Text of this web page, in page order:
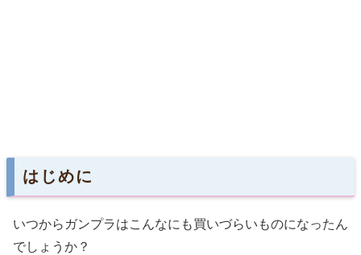
はじめに
いつからガンプラはこんなにも買いづらいものになったん
でしょうか？